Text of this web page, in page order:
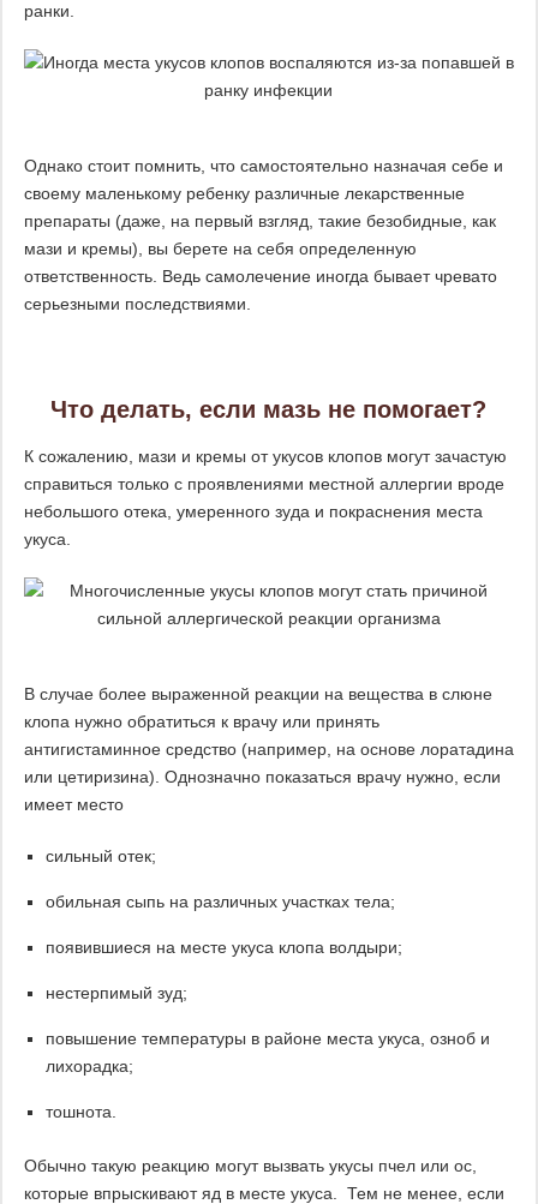
ранки.
Однако стоит помнить, что самостоятельно назначая себе и
своему маленькому ребенку различные лекарственные
препараты (даже, на первый взгляд, такие безобидные, как
мази и кремы), вы берете на себя определенную
ответственность. Ведь самолечение иногда бывает чревато
серьезными последствиями.
Что делать, если мазь не помогает?
К сожалению, мази и кремы от укусов клопов могут зачастую
справиться только с проявлениями местной аллергии вроде
небольшого отека, умеренного зуда и покраснения места
укуса.
В случае более выраженной реакции на вещества в слюне
клопа нужно обратиться к врачу или принять
антигистаминное средство (например, на основе лоратадина
или цетиризина). Однозначно показаться врачу нужно, если
имеет место
сильный отек;
обильная сыпь на различных участках тела;
появившиеся на месте укуса клопа волдыри;
нестерпимый зуд;
повышение температуры в районе места укуса, озноб и
лихорадка;
тошнота.
Обычно такую реакцию могут вызвать укусы пчел или ос,
которые впрыскивают яд в месте укуса. Тем не менее, если